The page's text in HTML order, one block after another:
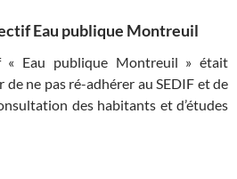
Eau publique Montreuil
« Eau publique Montreuil » était
ne pas ré-adhérer au SEDIF et de
des habitants et d’études